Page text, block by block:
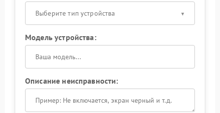
Выберите тип устройства
Модель устройства:
Описание неисправности: